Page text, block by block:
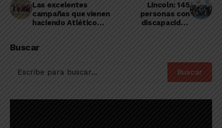
Las excelentes
campañas que vienen
haciendo Atlético
Lincoln: 145
personas con
discapacidad
Buscar
Buscar